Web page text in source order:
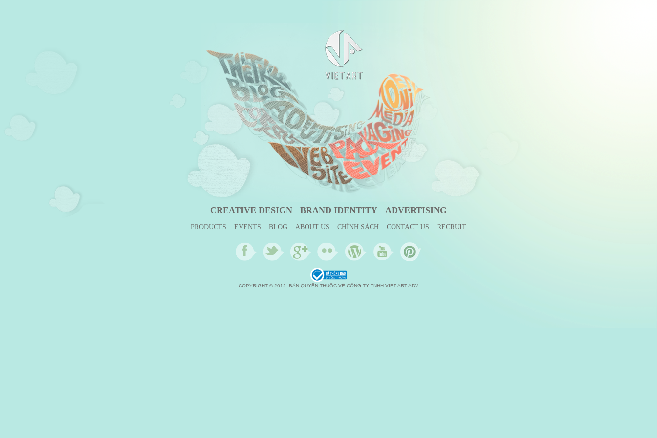
cửa hàng, POSM. TOT
CREATIVE DESIGN BRAND IDENTITY ADVERTISING
PRODUCTS EVENTS BLOG ABOUT US CHÍNH SÁCH CONTACT US RECRUIT
COPYRIGHT © 2012. BẢN QUYỀN THUỘC VỀ CÔNG TY TNHH VIET ART ADV